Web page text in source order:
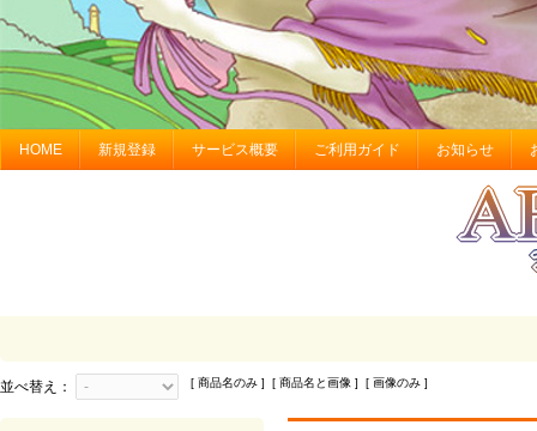
HOME 新規登録 サービス概要 ご利用ガイド お知らせ
並べ替え： [ 商品名のみ ] [ 商品名と画像 ] [ 画像のみ ]